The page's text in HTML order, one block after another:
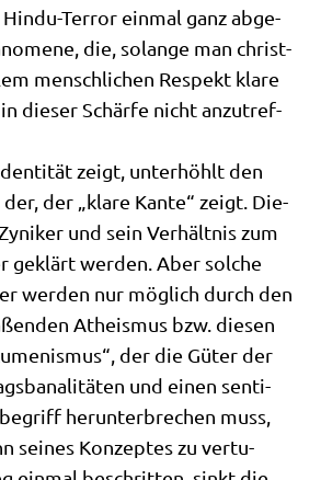
Hin­du-Ter­ror ein­mal ganz abge­
die, solan­ge man christ­
mensch­li­chen Respekt kla­re
die­ser Schär­fe nicht anzu­tref­
zeigt, unter­höhlt den
der „kla­re Kan­te“ zeigt. Die­
und sein Ver­hält­nis zum
geklärt wer­den. Aber sol­che
wer­den nur mög­lich durch den
Athe­is­mus bzw. die­sen
der die Güter der
und einen sen­ti­
her­un­ter­bre­chen muss,
sei­nes Kon­zep­tes zu ver­tu­